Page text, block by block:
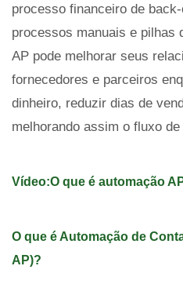
processo financeiro de
processos manuais e pilhas
AP pode melhorar seus
fornecedores e parceiros
dinheiro, reduzir dias de
melhorando assim o fluxo
Vídeo:O que é automação
O que é Automação de
AP)?